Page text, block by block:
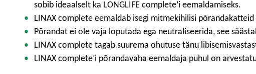
sobib ideaalselt ka LONGLIFE complete‘i eemaldamiseks.
LINAX complete eemaldab isegi mitmekihilisi
Põrandat ei ole vaja loputada ega neutraliseerida, see
LINAX complete tagab suurema ohutuse tänu
LINAX complete’i põrandavaha eemaldaja puhul on